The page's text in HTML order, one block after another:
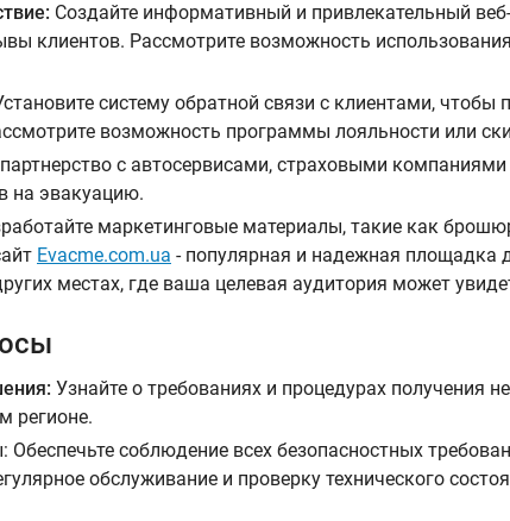
Создайте информативный и привлекательный
клиентов. Рассмотрите возможность
систему обратной связи с клиентами,
возможность программы лояльности или
партнерство с автосервисами, страховыми
на эвакуацию.
маркетинговые материалы, такие как
Evacme.com.ua - популярная и надежная площадка
местах, где ваша целевая аудитория может
Узнайте о требованиях и процедурах получения
регионе.
Обеспечьте соблюдение всех безопасностных
обслуживание и проверку технического